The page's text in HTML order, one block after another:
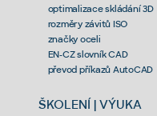
optimalizace skládání 3D
rozměry závitů ISO
značky oceli
EN-CZ slovník CAD
převod příkazů AutoCAD
ŠKOLENÍ | VÝUKA